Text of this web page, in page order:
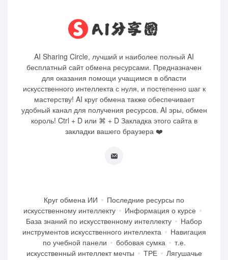
AI Sharing Circle, лучший и наиболее полный AI
бесплатный сайт обмена ресурсами. Предназначен
для оказания помощи учащимся в области
искусственного интеллекта с нуля, и постепенно шаг к
мастерству! AI круг обмена также обеспечивает
удобный канал для получения ресурсов. AI эры, обмен
король! Ctrl + D или ⌘ + D Закладка этого сайта в
закладки вашего браузера ❤️
Круг обмена ИИ
Последние ресурсы по
искусственному интеллекту
Информация о курсе
База знаний по искусственному интеллекту
Набор
инструментов искусственного интеллекта
Навигация
по учебной панели
бобовая сумка
т.е.
искусственный интеллект мечты
ТРЕ
Лягушачье